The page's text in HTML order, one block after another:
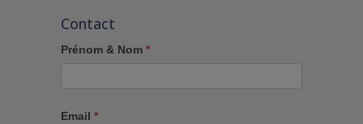
Contact
Prénom & Nom *
Email *